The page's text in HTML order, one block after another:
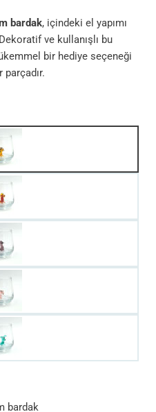
bardak, içindeki el yapımı
ve kullanışlı bu
bir hediye seçeneği
bardak